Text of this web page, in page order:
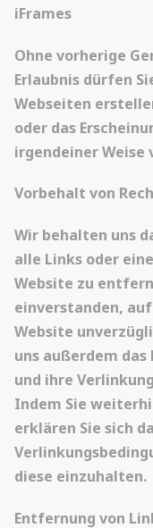
iFrames
Ohne vorherige
Erlaubnis dürfen
Webseiten
oder das
irgendeiner Weise
Vorbehalt von
Wir behalten uns
alle Links oder
Website zu
einverstanden,
Website
uns außerdem das
und ihre
Indem Sie
erklären Sie sich
diese einzuhalten.
Entfernung von